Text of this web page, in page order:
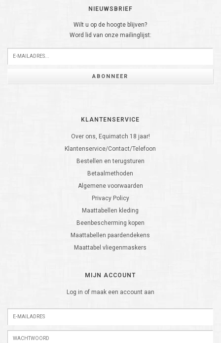
NIEUWSBRIEF
Wilt u op de hoogte blijven?
Word lid van onze mailinglijst:
ABONNEER
KLANTENSERVICE
Over ons, Equimatch 18 jaar!
Klantenservice/Contact/Telefoon
Bestellen en terugsturen
Betaalmethoden
Algemene voorwaarden
Privacy Policy
Maattabellen kleding
Beenbescherming kopen
Maattabellen paardendekens
Maattabel vliegenmaskers
MIJN ACCOUNT
Log in of maak een account aan